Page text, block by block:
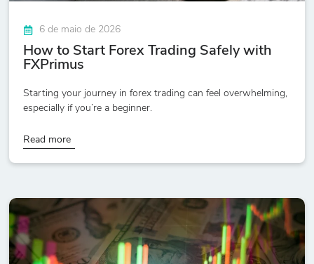
6 de maio de 2026
How to Start Forex Trading Safely with
FXPrimus
Starting your journey in forex trading can feel overwhelming,
especially if you’re a beginner.
Read more